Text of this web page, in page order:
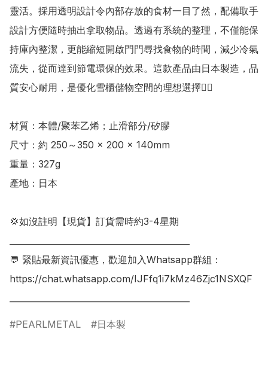
靈活。採用透明設計令內部存放的食材一目了然，配備取手
設計方便隨時抽出拿取物品。透過有系統的整理，不僅能保
持庫內整潔，更能縮短開啟門門尋找食物的時間，減少冷氣
流失，從而達到節電環保的效果。這款產品由日本製造，品
質安心耐用，是優化雪櫃儲物空間的理想選擇👍🏻
材質：本體/聚苯乙烯；止滑部分/矽膠
尺寸：約 250～350 × 200 × 140mm
重量：327g
產地：日本
💢如沒註明【現貨】訂貨需時約3-4星期
💬 緊貼最新資訊優惠，歡迎加入Whatsapp群組：
https://chat.whatsapp.com/IJFfq1i7kMz46Zjc1NSXQF
PEARLMETAL 日本製